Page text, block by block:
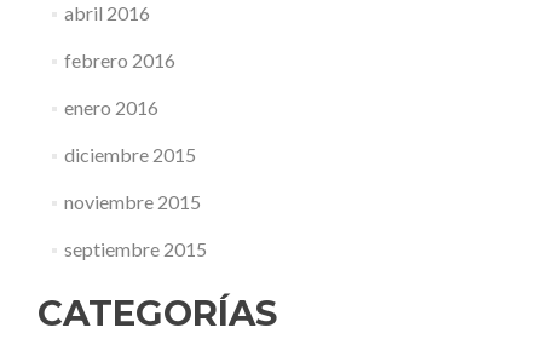
abril 2016
febrero 2016
enero 2016
diciembre 2015
noviembre 2015
septiembre 2015
CATEGORÍAS